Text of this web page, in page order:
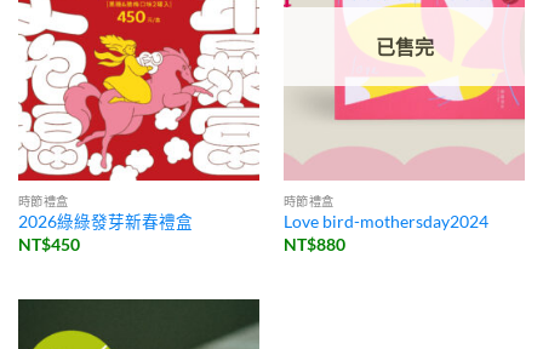
時節禮盒
2026綠綠發芽新春禮盒
NT$450
已售完
時節禮盒
Love bird-mothersday2024
NT$880